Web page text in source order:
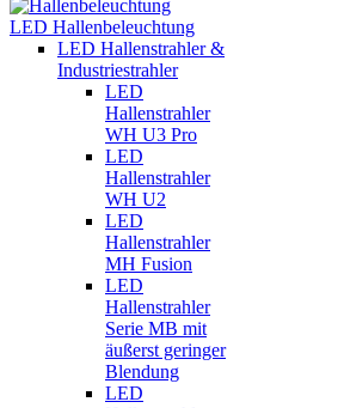
LED Hallenbeleuchtung
LED Hallenstrahler &
Industriestrahler
LED
Hallenstrahler
WH U3 Pro
LED
Hallenstrahler
WH U2
LED
Hallenstrahler
MH Fusion
LED
Hallenstrahler
Serie MB mit
äußerst geringer
Blendung
LED